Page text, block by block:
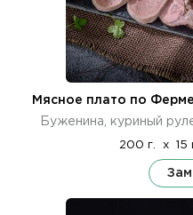
Мясное плато по
Буженина, куриный
200 г. x 15